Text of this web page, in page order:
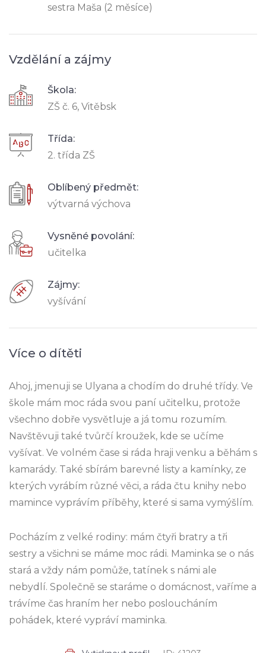
sestra Maša (2 měsíce)
Vzdělání a zájmy
Škola:
ZŠ č. 6, Vitěbsk
Třída:
2. třída ZŠ
Oblíbený předmět:
výtvarná výchova
Vysněné povolání:
učitelka
Zájmy:
vyšívání
Více o dítěti
Ahoj, jmenuji se Ulyana a chodím do druhé třídy. Ve
škole mám moc ráda svou paní učitelku, protože
všechno dobře vysvětluje a já tomu rozumím.
Navštěvuji také tvůrčí kroužek, kde se učíme
vyšívat. Ve volném čase si ráda hraji venku a běhám s
kamarády. Také sbírám barevné listy a kamínky, ze
kterých vyrábím různé věci, a ráda čtu knihy nebo
mamince vyprávím příběhy, které si sama vymýšlím.
Pocházím z velké rodiny: mám čtyři bratry a tři
sestry a všichni se máme moc rádi. Maminka se o nás
stará a vždy nám pomůže, tatínek s námi ale
nebydlí. Společně se staráme o domácnost, vaříme a
trávíme čas hraním her nebo posloucháním
pohádek, které vypráví maminka.